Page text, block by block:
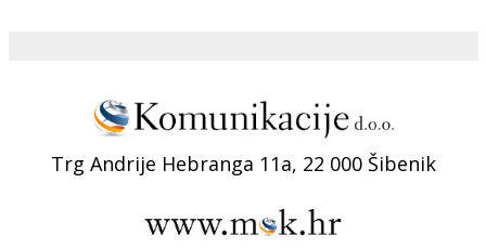
Trg Andrije Hebranga 11a, 22 000 Šibenik